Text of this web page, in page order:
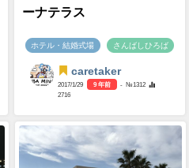
ーナテラス
ホテル・結婚式場 さんばしひろば
caretaker
2017/1/29 9 年前
- №1312
2716